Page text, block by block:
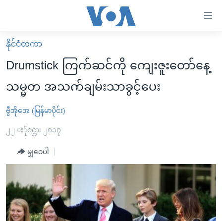
လွယ်ကူ
စေ
များ
ပင်မ
ကြည့်
ရန်
ပင်မ
မူလစာမျက်နှာ
မြန်မာ
ကမ္ဘာ့သတင်းများ
နိုင်ငံတကာ
အစ္စရေး-ပါလက်စတိုင်း
ဗွီဒီယို
အင်္ဂလိပ်စာလေ့လာမယ်
အမေရိကန်သုံးအီဒီယံ
မကြေးမုံရဲ့ အင်္ဂလိပ်စာ
ရုပ်ရှင်ထဲက အင်္ဂလိပ်စာ
အပတ်စဉ်ကဏ္ဍများ
ရေဒီယို
တီဗွီ
ရေဒီယိုနှင့်ရုပ်သံ အချက်အလက်များ
ရေဒီယို/တီဗွီအစီအစဉ်
နိုင်ငံတကာ
Drumstick ကြက်ဆင်ကို ကျေးဇူးတော်နေ့
သမ္မတ အသက်ချမ်းသာခွင့်ပေး
ဗွီအိုအေ (မြန်မာပိုင်း)
၂၂ ႏိုဝင္ဘာ၊ ၂၀၁၇
မျှဝေပါ